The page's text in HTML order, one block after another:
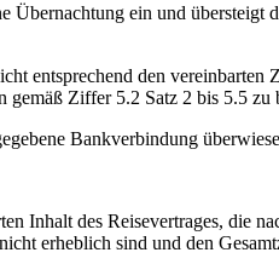
ein und
entsprechend den
Ziffer 5.2 Satz 2 bis 5.5 zu
Bankverbindung
Inhalt des Reisevertrages,
erheblich sind und den